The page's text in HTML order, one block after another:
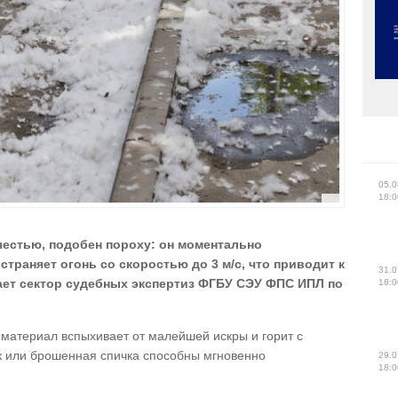
подобен пороху: он моментально
огонь со скоростью до 3 м/с, что приводит к
сектор судебных экспертиз ФГБУ СЭУ ФПС ИПЛ по
вспыхивает от малейшей искры и горит с
брошенная спичка способны мгновенно